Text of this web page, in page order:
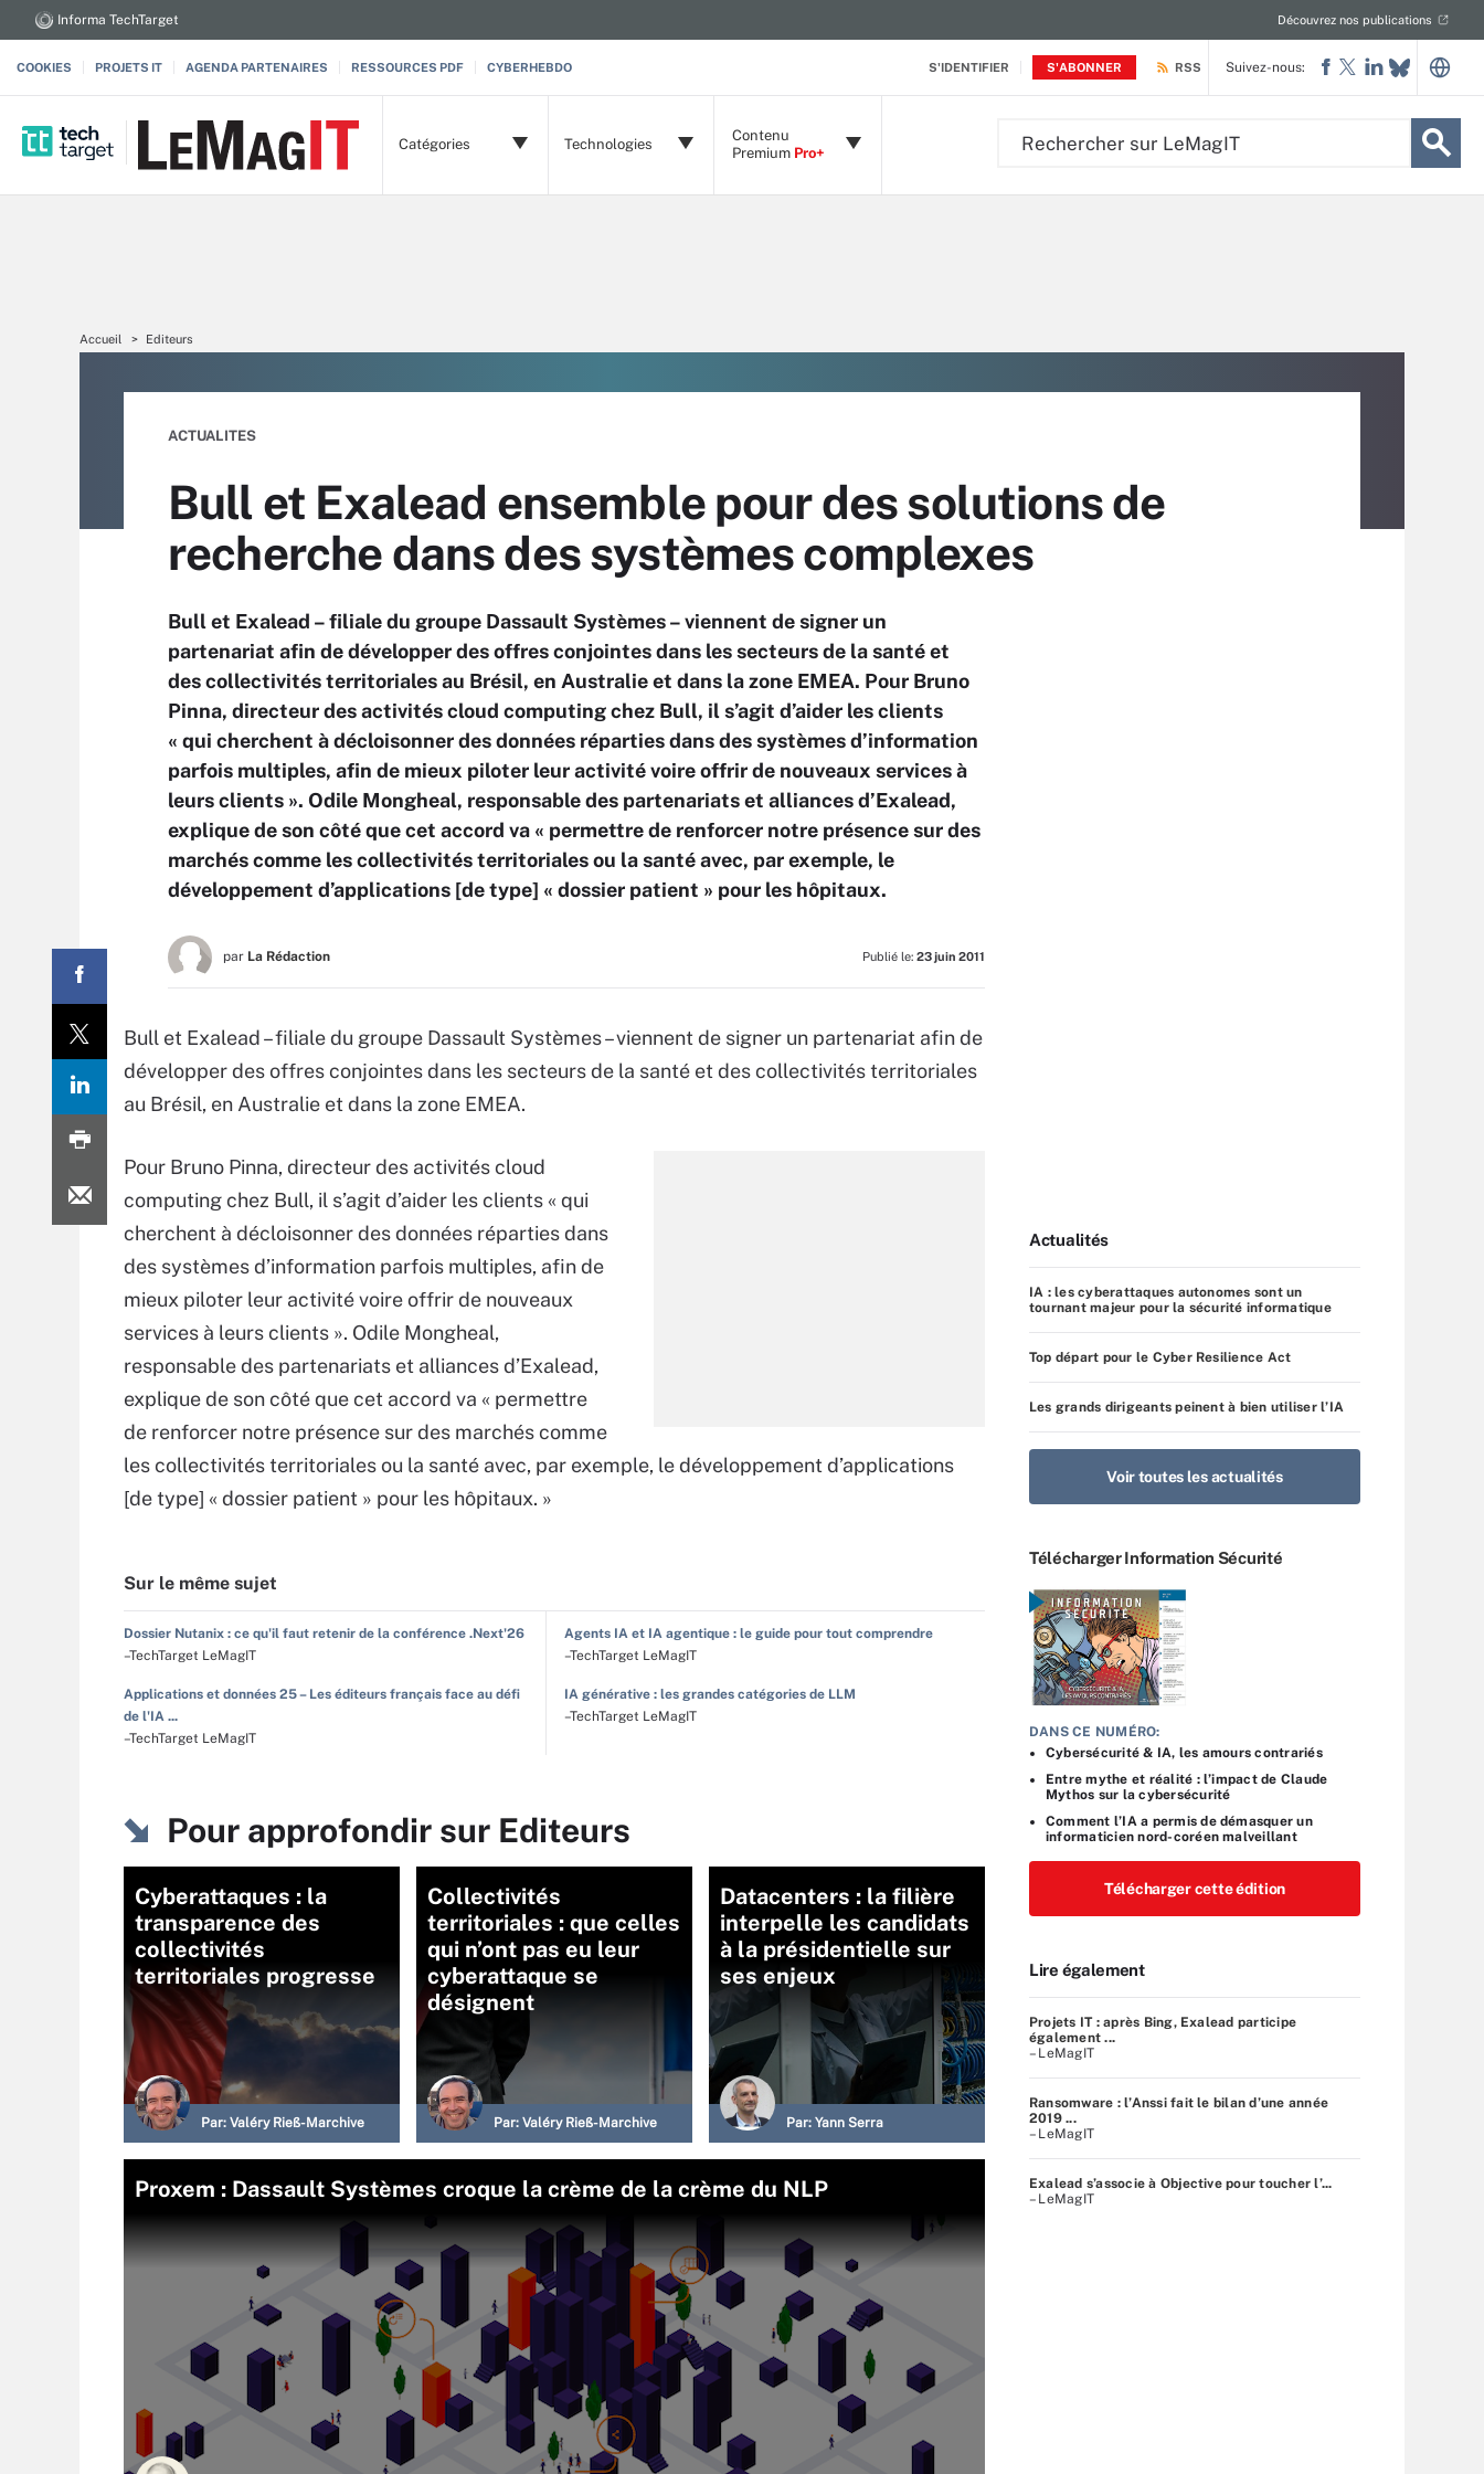
S'IDENTIFIER S'ABONNER
Informa TechTarget Découvrez nos publications
COOKIES PROJETS IT AGENDA PARTENAIRES RESSOURCES PDF CYBERHEBDO RSS
Catégories Technologies
Contenu
Premium Pro+
Suivez-nous:
Accueil Editeurs
ACTUALITES
Bull et Exalead ensemble pour des solutions de
recherche dans des systèmes complexes
Bull et Exalead – filiale du groupe Dassault Systèmes – viennent de signer un
partenariat afin de développer des offres conjointes dans les secteurs de la santé et
des collectivités territoriales au Brésil, en Australie et dans la zone EMEA. Pour Bruno
Pinna, directeur des activités cloud computing chez Bull, il s’agit d’aider les clients
« qui cherchent à décloisonner des données réparties dans des systèmes d’information
parfois multiples, afin de mieux piloter leur activité voire offrir de nouveaux services à
leurs clients ». Odile Mongheal, responsable des partenariats et alliances d’Exalead,
explique de son côté que cet accord va « permettre de renforcer notre présence sur des
marchés comme les collectivités territoriales ou la santé avec, par exemple, le
développement d’applications [de type] « dossier patient » pour les hôpitaux.
par La Rédaction Publié le: 23 juin 2011
Bull et Exalead – filiale du groupe Dassault Systèmes – viennent de signer un partenariat afin de
développer des offres conjointes dans les secteurs de la santé et des collectivités territoriales
au Brésil, en Australie et dans la zone EMEA.
Pour Bruno Pinna, directeur des activités cloud
computing chez Bull, il s’agit d’aider les clients « qui
cherchent à décloisonner des données réparties dans
des systèmes d’information parfois multiples, afin de
mieux piloter leur activité voire offrir de nouveaux
services à leurs clients ». Odile Mongheal,
responsable des partenariats et alliances d’Exalead,
explique de son côté que cet accord va « permettre
de renforcer notre présence sur des marchés comme
les collectivités territoriales ou la santé avec, par exemple, le développement d’applications
[de type] « dossier patient » pour les hôpitaux. »
Sur le même sujet
Dossier Nutanix : ce qu'il faut retenir de la conférence .Next'26
–TechTarget LeMagIT
Agents IA et IA agentique : le guide pour tout comprendre
–TechTarget LeMagIT
Applications et données 25 – Les éditeurs français face au défi
de l'IA ...
–TechTarget LeMagIT
IA générative : les grandes catégories de LLM
–TechTarget LeMagIT
Pour approfondir sur Editeurs
Cyberattaques : la
transparence des
collectivités
territoriales progresse
Par: Valéry Rieß-Marchive
Collectivités
territoriales : que celles
qui n’ont pas eu leur
cyberattaque se
désignent
Par: Valéry Rieß-Marchive
Datacenters : la filière
interpelle les candidats
à la présidentielle sur
ses enjeux
Par: Yann Serra
Proxem : Dassault Systèmes croque la crème de la crème du NLP
Actualités
IA : les cyberattaques autonomes sont un
tournant majeur pour la sécurité informatique
Top départ pour le Cyber Resilience Act
Les grands dirigeants peinent à bien utiliser l’IA
Voir toutes les actualités
Télécharger Information Sécurité
DANS CE NUMÉRO:
Cybersécurité & IA, les amours contrariés
Entre mythe et réalité : l’impact de Claude
Mythos sur la cybersécurité
Comment l’IA a permis de démasquer un
informaticien nord-coréen malveillant
Télécharger cette édition
Lire également
Projets IT : après Bing, Exalead participe
également ...
– LeMagIT
Ransomware : l’Anssi fait le bilan d’une année
2019 ...
– LeMagIT
Exalead s’associe à Objective pour toucher l’...
– LeMagIT